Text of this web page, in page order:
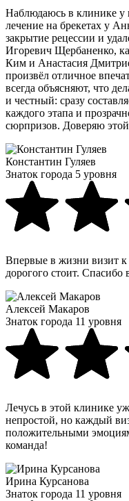
Наблюдаюсь в клинике у
лечение на брекетах у
закрытие рецессии и
Игоревич Щербаненко,
Ким и Анастасия
произвёл отличное
всегда объясняют, что
и честный: сразу
каждого этапа и
сюрпризов. Доверяю
Константин Гуляев
Знаток города 5 уровня
Впервые в жизни визит к
дорогого стоит.
Алексей Макаров
Знаток города 11 уровня
Лечусь в этой клинике
непростой, но каждый
положительными
команда!
Ирина Курсанова
Знаток города 11 уровня